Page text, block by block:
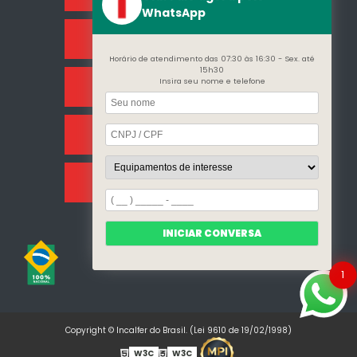
Sobre Nós
Categorias
Clientes
Mapa do site
Copyright © Incalfer do Brasil. (Lei 9610 de 19/02/1998)
W3C
W3C
1
WhatsApp
Horário de atendimento das 07:30 às 16:30 - Sex. até
15h30
Insira seu nome e telefone
INICIAR CONVERSA